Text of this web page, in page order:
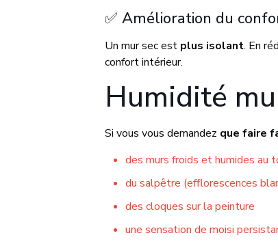
✅ Amélioration du
Un mur sec est plus isolant. En
confort intérieur.
Humidité
Si vous vous demandez que faire
des murs froids et humides au
du salpêtre (efflorescences
des cloques sur la peinture
une sensation de moisi